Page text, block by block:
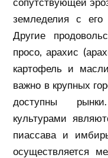
земледелия с его
Другие
просо, арахис
картофель и
важно в крупных
доступны
культурами
пиассава и
осуществляется